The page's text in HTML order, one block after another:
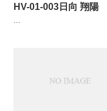
HV-01-003日向 翔陽